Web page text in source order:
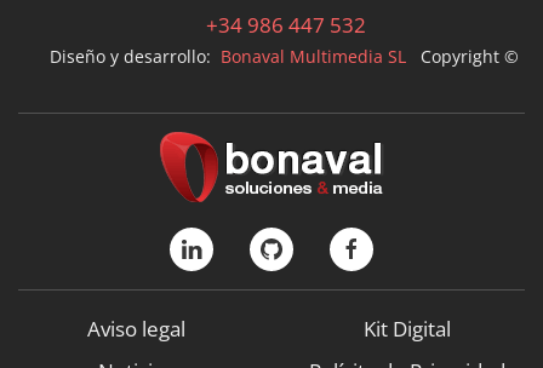
+34 986 447 532
Diseño y desarrollo: Bonaval Multimedia SLCopyright ©
Aviso legal
Kit Digital